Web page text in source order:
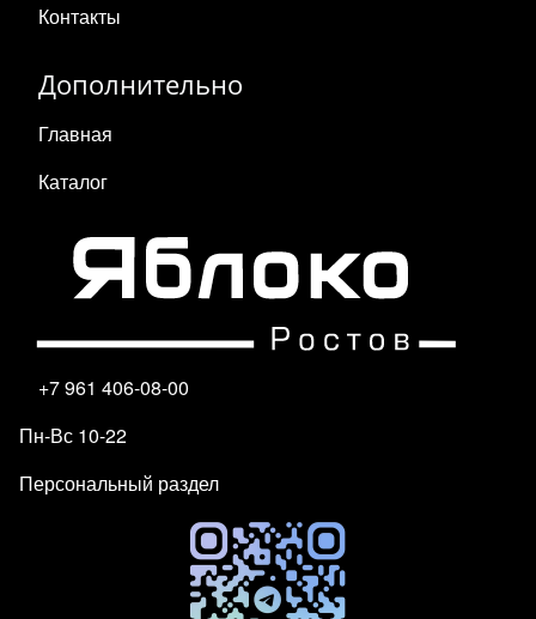
Контакты
Дополнительно
Главная
Каталог
+7 961 406-08-00
Пн-Вс 10-22
Персональный раздел